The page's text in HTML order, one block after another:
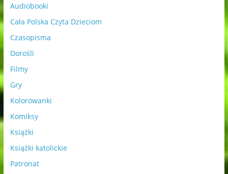
Audiobooki
Cała Polska Czyta Dzieciom
Czasopisma
Dorośli
Filmy
Gry
Kolorowanki
Komiksy
Książki
Książki katolickie
Patronat